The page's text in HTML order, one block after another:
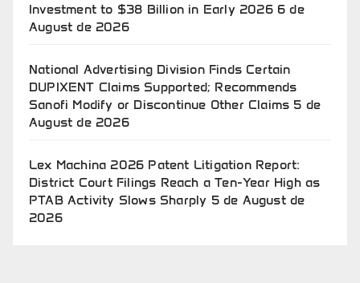
Investment to $38 Billion in Early 2026 6 de
August de 2026
National Advertising Division Finds Certain
DUPIXENT Claims Supported; Recommends
Sanofi Modify or Discontinue Other Claims 5 de
August de 2026
Lex Machina 2026 Patent Litigation Report:
District Court Filings Reach a Ten-Year High as
PTAB Activity Slows Sharply 5 de August de
2026